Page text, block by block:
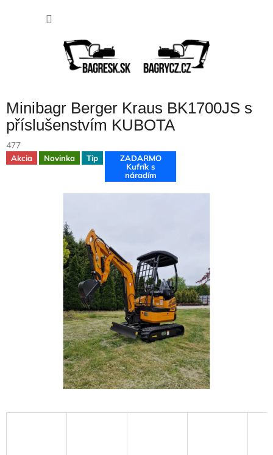
Minibagr Berger Kraus BK1700JS s
příslušenstvím KUBOTA
477
Akcia Novinka Tip
ZADARMO
Kufrík s
náradím